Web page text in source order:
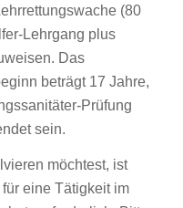
(80
Lehrgang plus
Das
beträgt 17 Jahre,
Prüfung
sein.
möchtest, ist
eine Tätigkeit im